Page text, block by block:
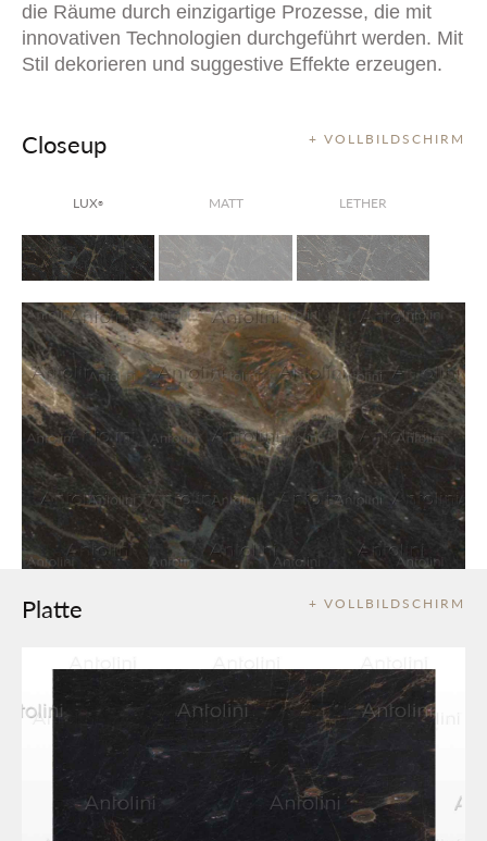
die Räume durch einzigartige Prozesse, die mit
innovativen Technologien durchgeführt werden. Mit
Stil dekorieren und suggestive Effekte erzeugen.
+ VOLLBILDSCHIRM
Closeup
LUX® MATT LETHER
+ VOLLBILDSCHIRM
Platte